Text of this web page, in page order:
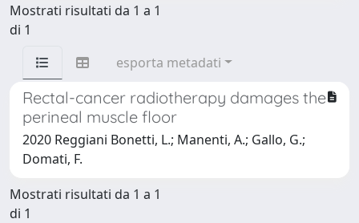
Mostrati risultati da 1 a 1
di 1
esporta metadati
Rectal-cancer radiotherapy damages the
perineal muscle floor
2020 Reggiani Bonetti, L.; Manenti, A.; Gallo, G.;
Domati, F.
Mostrati risultati da 1 a 1
di 1